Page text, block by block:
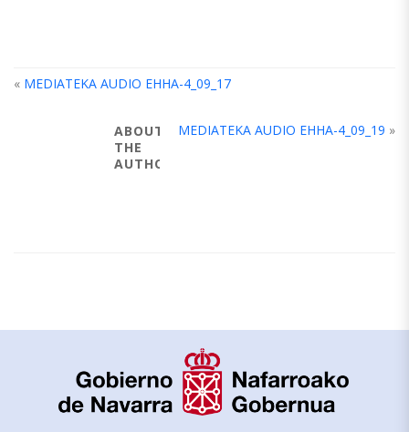
« MEDIATEKA AUDIO EHHA-4_09_17
MEDIATEKA AUDIO EHHA-4_09_19 »
ABOUT
THE
AUTHOR